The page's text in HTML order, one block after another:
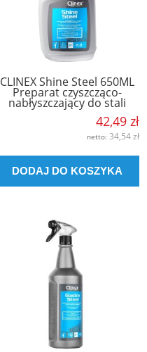
CLINEX Shine Steel 650ML
Preparat czyszcząco-
nabłyszczający do stali
42,49 zł
netto: 34,54 zł
DODAJ DO KOSZYKA